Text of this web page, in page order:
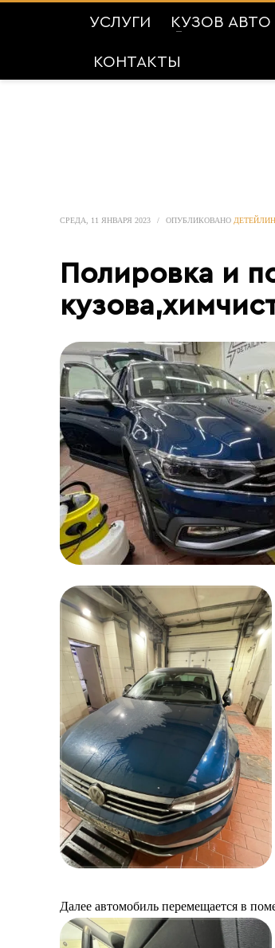
УСЛУГИ КУЗОВ АВТО
КОНТАКТЫ
СРЕДА, 11 ЯНВАРЯ 2023 / ОПУБЛИКОВАНО
Полировка и
Далее автомобиль перемещается в